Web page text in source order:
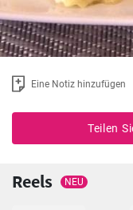
Eine Notiz hinzufügen
Teilen
Reels NEU